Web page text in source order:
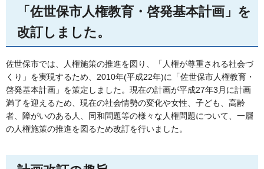
「佐世保市人権教育・啓発基本計画」を
改訂しました。
佐世保市では、人権施策の推進を図り、「人権が尊重される社会づ
くり」を実現するため、2010年(平成22年)に「佐世保市人権教育・
啓発基本計画」を策定しました。現在の計画が平成27年3月に計画
満了を迎えるため、現在の社会情勢の変化や女性、子ども、高齢
者、障がいのある人、同和問題等の様々な人権問題について、一層
の人権施策の推進を図るため改訂を行いました。